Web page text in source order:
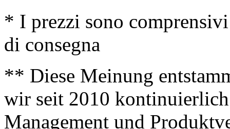
* I prezzi sono
di consegna
** Diese Meinung
wir seit 2010
Management und